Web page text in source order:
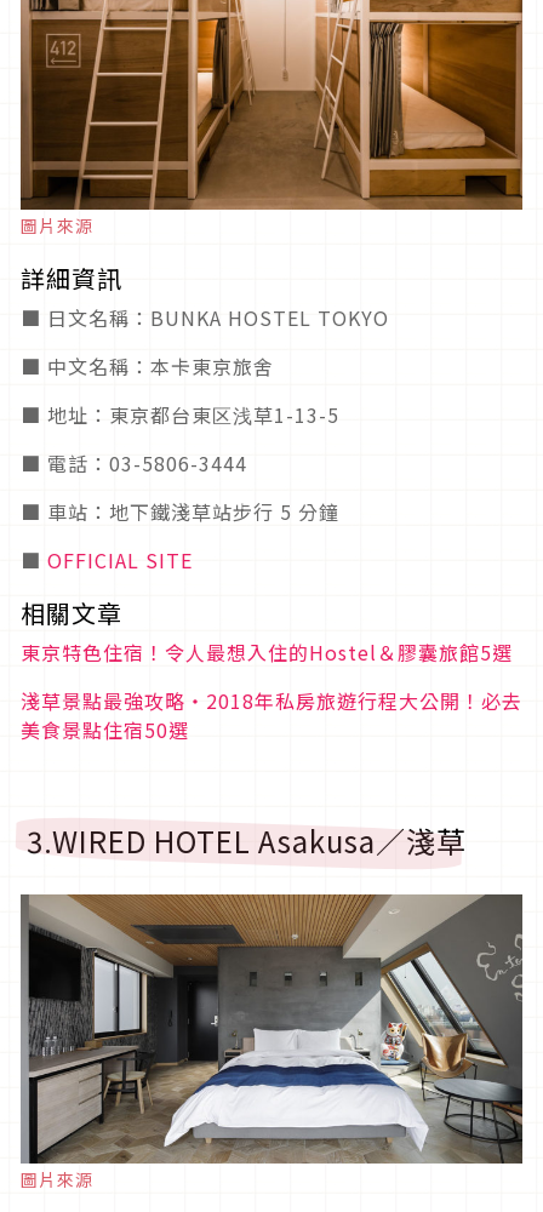
圖片來源
詳細資訊
■ 日文名稱：BUNKA HOSTEL TOKYO
■ 中文名稱：本卡東京旅舍
■ 地址：東京都台東区浅草1-13-5
■ 電話：03-5806-3444
■ 車站：地下鐵淺草站步行 5 分鐘
■ OFFICIAL SITE
相關文章
東京特色住宿！令人最想入住的Hostel＆膠囊旅館5選
淺草景點最強攻略・2018年私房旅遊行程大公開！必去
美食景點住宿50選
3.WIRED HOTEL Asakusa／淺草
圖片來源